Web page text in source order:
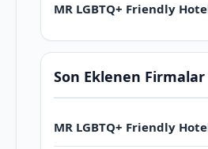
MR LGBTQ+ Friendly
Son Eklenen Firmalar
MR LGBTQ+ Friendly